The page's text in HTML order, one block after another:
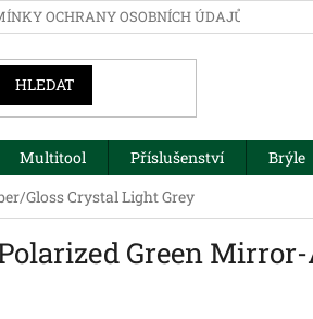
OCHRANY OSOBNÍCH ÚDAJŮ
HLEDAT
Multitool Příslušenství Brýle
Gloss Crystal Light Grey
Green